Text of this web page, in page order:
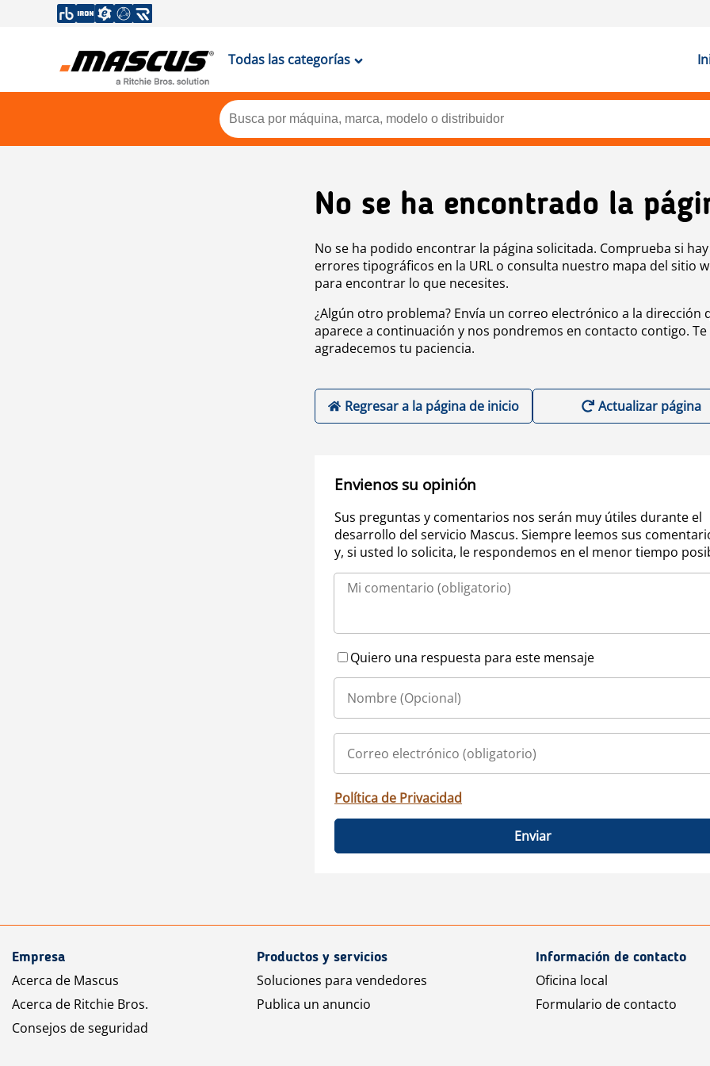
Todas las categorías
No se ha encontrado la
No se ha podido encontrar la página solicitada. Comprueba si hay
errores tipográficos en la URL o consulta nuestro mapa del sitio
para encontrar lo que necesites.
¿Algún otro problema? Envía un correo electrónico a la dirección
aparece a continuación y nos pondremos en contacto contigo. Te
agradecemos tu paciencia.
Regresar a la página de inicio Actualizar página
Envienos su opinión
Sus preguntas y comentarios nos serán muy útiles durante el
desarrollo del servicio Mascus. Siempre leemos sus
y, si usted lo solicita, le respondemos en el menor tiempo
Quiero una respuesta para este mensaje
Política de Privacidad
Enviar
Empresa
Acerca de Mascus
Acerca de Ritchie Bros.
Consejos de seguridad
Productos y servicios
Soluciones para vendedores
Publica un anuncio
Información de contacto
Oficina local
Formulario de contacto